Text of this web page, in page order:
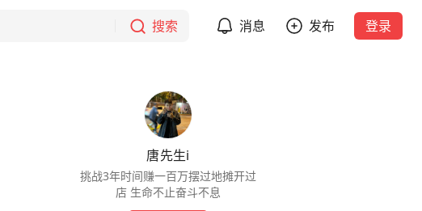
搜索 消息 发布 登录
唐先生i
挑战3年时间赚一百万摆过地摊开过
店 生命不止奋斗不息